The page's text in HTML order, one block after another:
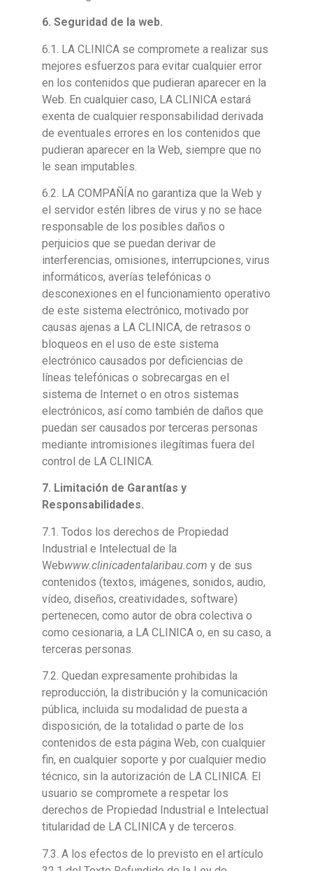
6. Seguridad de la web.
6.1. LA CLINICA se compromete a realizar sus
mejores esfuerzos para evitar cualquier error
en los contenidos que pudieran aparecer en la
Web. En cualquier caso, LA CLINICA estará
exenta de cualquier responsabilidad derivada
de eventuales errores en los contenidos que
pudieran aparecer en la Web, siempre que no
le sean imputables.
6.2. LA COMPAÑÍA no garantiza que la Web y
el servidor estén libres de virus y no se hace
responsable de los posibles daños o
perjuicios que se puedan derivar de
interferencias, omisiones, interrupciones, virus
informáticos, averías telefónicas o
desconexiones en el funcionamiento operativo
de este sistema electrónico, motivado por
causas ajenas a LA CLINICA, de retrasos o
bloqueos en el uso de este sistema
electrónico causados por deficiencias de
líneas telefónicas o sobrecargas en el
sistema de Internet o en otros sistemas
electrónicos, así como también de daños que
puedan ser causados por terceras personas
mediante intromisiones ilegítimas fuera del
control de LA CLINICA.
7. Limitación de Garantías y
Responsabilidades.
7.1. Todos los derechos de Propiedad
Industrial e Intelectual de la
Webwww.clinicadentalaribau.com y de sus
contenidos (textos, imágenes, sonidos, audio,
vídeo, diseños, creatividades, software)
pertenecen, como autor de obra colectiva o
como cesionaria, a LA CLINICA o, en su caso, a
terceras personas.
7.2. Quedan expresamente prohibidas la
reproducción, la distribución y la comunicación
pública, incluida su modalidad de puesta a
disposición, de la totalidad o parte de los
contenidos de esta página Web, con cualquier
fin, en cualquier soporte y por cualquier medio
técnico, sin la autorización de LA CLINICA. El
usuario se compromete a respetar los
derechos de Propiedad Industrial e Intelectual
titularidad de LA CLINICA y de terceros.
7.3. A los efectos de lo previsto en el artículo